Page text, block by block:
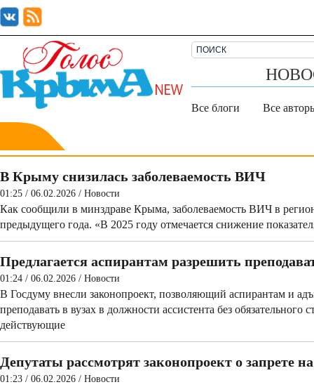
Все блоги Все
В Крыму снизилась заболеваемость ВИЧ
01:25 / 06.02.2026 / Новости
Как сообщили в минздраве Крыма, заболеваемость ВИЧ в
предыдущего года. «В 2025 году отмечается снижение
Предлагается аспирантам разрешить
01:24 / 06.02.2026 / Новости
В Госдуму внесли законопроект, позволяющий аспирантам и
преподавать в вузах в должности ассистента без
действующие
Депутаты рассмотрят законопроект о запрете
01:23 / 06.02.2026 / Новости